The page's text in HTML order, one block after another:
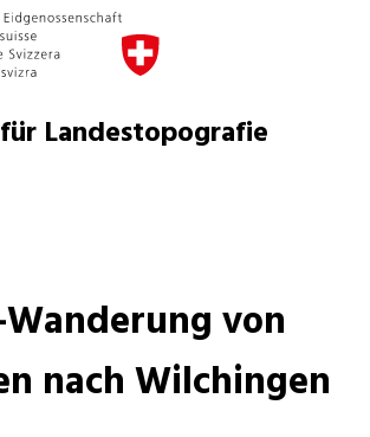
Landestopografie
von
nach Wilchingen